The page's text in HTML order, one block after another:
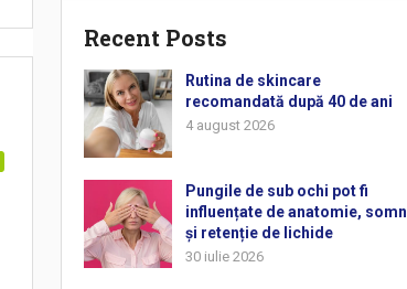
Recent Posts
Rutina de skincare
recomandată după 40 de ani
4 august 2026
Pungile de sub ochi pot fi
influențate de anatomie, somn
și retenție de lichide
30 iulie 2026